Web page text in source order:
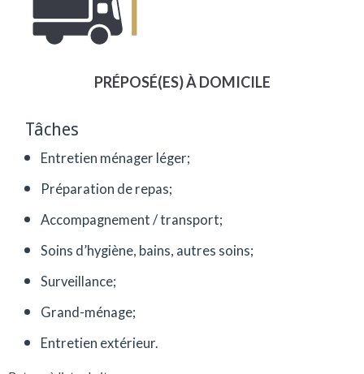
PRÉPOSÉ(ES) À DOMICILE
Tâches
Entretien ménager léger;
Préparation de repas;
Accompagnement / transport;
Soins d’hygiène, bains, autres soins;
Surveillance;
Grand-ménage;
Entretien extérieur.